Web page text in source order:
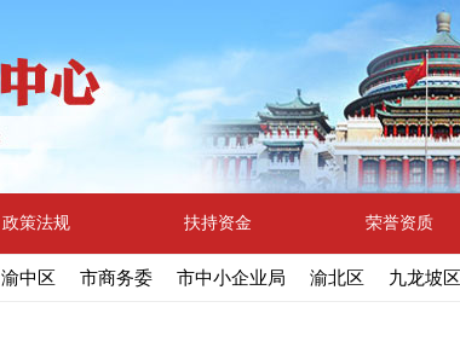
政策法规 扶持资金 荣誉资质
渝中区 市商务委 市中小企业局 渝北区 九龙坡区